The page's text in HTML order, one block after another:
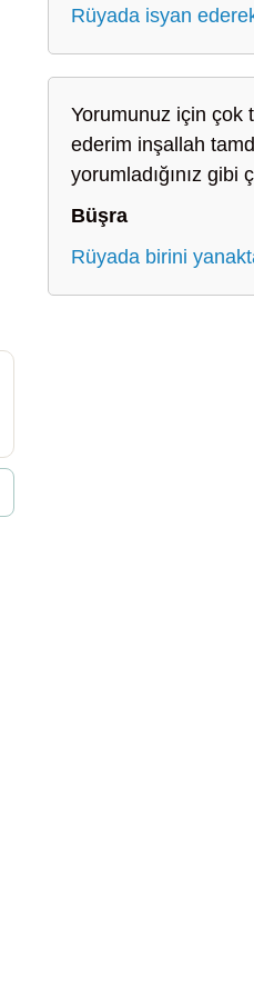
Rüyada isyan
Yorumunuz için çok
ederim inşallah
yorumladığınız gibi
Büşra
Rüyada birini